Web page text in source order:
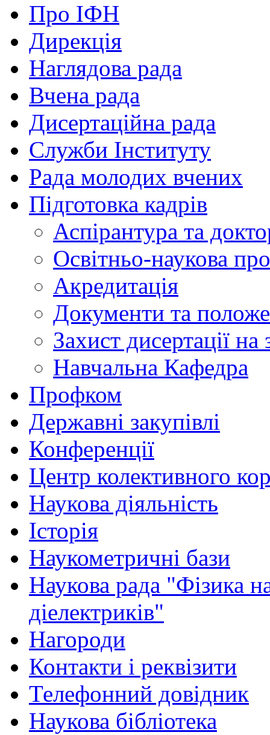
Про ІФН
Дирекція
Наглядова рада
Вчена рада
Дисертаційна рада
Служби Інституту
Рада молодих вчених
Підготовка кадрів
Аспірантура та
Освітньо-наукова
Акредитація
Документи та
Захист дисертації
Навчальна Кафедра
Профком
Державні закупівлі
Конференції
Центр колективного
Наукова діяльність
Історія
Наукометричні бази
Наукова рада "Фізика
діелектриків"
Нагороди
Контакти і реквізити
Телефонний довідник
Наукова бібліотека